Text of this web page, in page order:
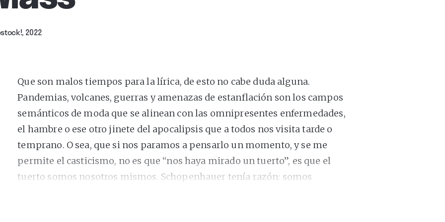
2022
Que son malos tiempos para la lírica, de esto no cabe duda alguna.
Pandemias, volcanes, guerras y amenazas de estanflación son los campos
semánticos de moda que se alinean con las omnipresentes enfermedades,
el hambre o ese otro jinete del apocalipsis que a todos nos visita tarde o
temprano. O sea, que si nos paramos a pensarlo un momento, y se me
permite el casticismo, no es que “nos haya mirado un tuerto”, es que el
tuerto somos nosotros mismos. Schopenhauer tenía razón: somos